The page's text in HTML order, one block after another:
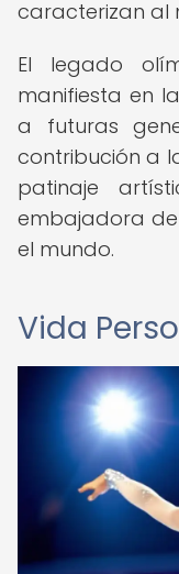
caracterizan al
El legado
manifiesta en
a futuras
contribución a
patinaje
embajadora
el mundo.
Vida